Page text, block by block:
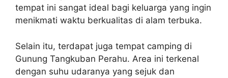
tempat ini sangat ideal bagi keluarga yang ingin
menikmati waktu berkualitas di alam terbuka.
Selain itu, terdapat juga tempat camping di
Gunung Tangkuban Perahu. Area ini terkenal
dengan suhu udaranya yang sejuk dan